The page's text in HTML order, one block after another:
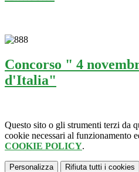
Concorso " 4
d'Italia"
Questo sito o gli strumenti terzi da
cookie necessari al funzionamento
COOKIE POLICY.
Personalizza Rifiuta tutti i cookies